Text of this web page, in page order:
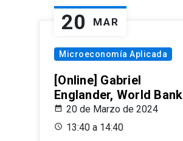
20 MAR
Microeconomía Aplicada
[Online] Gabriel
Englander, World Bank
20 de Marzo de 2024
13:40 a 14:40